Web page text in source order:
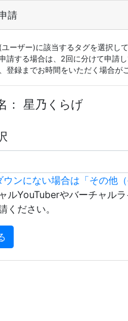
請
ーザー)に該当するタグを選択し
請する場合は、2回に分けて申請
登録までお時間をいただく場合が
： 星乃くらげ
ンにない場合は「その他
ルYouTuberやバーチャル
ください。